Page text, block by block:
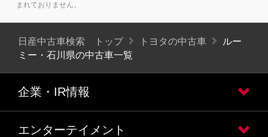
まれておりません。
日産中古車検索 トップ トヨタの中古車
ルー
ミー・石川県の中古車一覧
企業・IR情報
エンターテイメント